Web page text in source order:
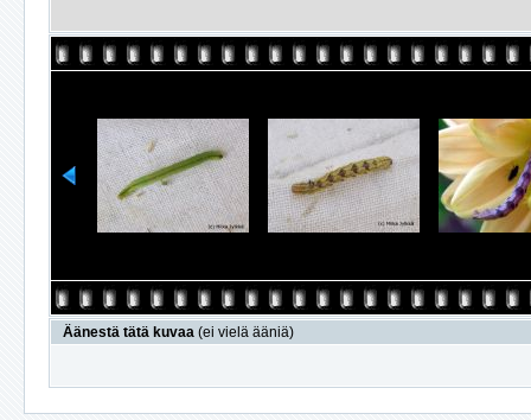
Äänestä tätä kuvaa (ei vielä ääniä)